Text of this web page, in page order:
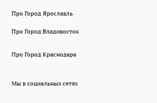
Про Город Ярославль
Про Город Владивосток
Про Город Краснодара
Мы в социальных сетях